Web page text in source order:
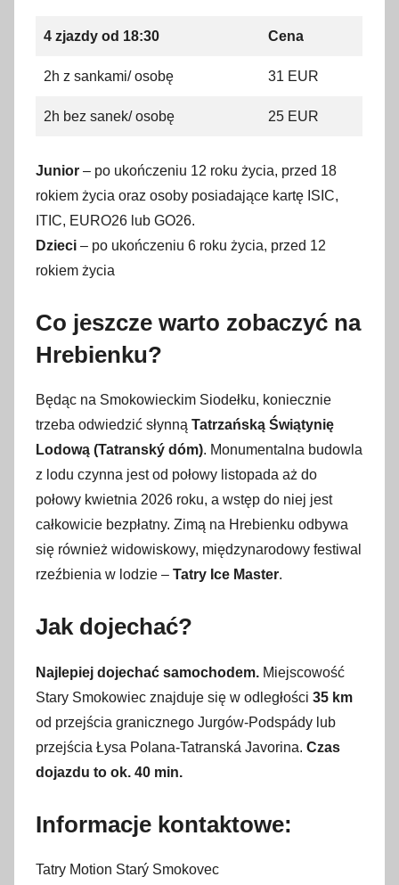
4 zjazdy od 18:30 Cena
2h z sankami/ osobę 31 EUR
2h bez sanek/ osobę 25 EUR
Junior – po ukończeniu 12 roku życia, przed 18
rokiem życia oraz osoby posiadające kartę ISIC,
ITIC, EURO26 lub GO26.
Dzieci – po ukończeniu 6 roku życia, przed 12
rokiem życia
Co jeszcze warto zobaczyć na
Hrebienku?
Będąc na Smokowieckim Siodełku, koniecznie
trzeba odwiedzić słynną Tatrzańską Świątynię
Lodową (Tatranský dóm). Monumentalna budowla
z lodu czynna jest od połowy listopada aż do
połowy kwietnia 2026 roku, a wstęp do niej jest
całkowicie bezpłatny. Zimą na Hrebienku odbywa
się również widowiskowy, międzynarodowy festiwal
rzeźbienia w lodzie – Tatry Ice Master.
Jak dojechać?
Najlepiej dojechać samochodem. Miejscowość
Stary Smokowiec znajduje się w odległości 35 km
od przejścia granicznego Jurgów-Podspády lub
przejścia Łysa Polana-Tatranská Javorina. Czas
dojazdu to ok. 40 min.
Informacje kontaktowe:
Tatry Motion Starý Smokovec